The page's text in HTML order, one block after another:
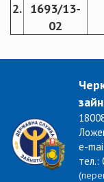
2. 1693/13-
02
e-
тел.: